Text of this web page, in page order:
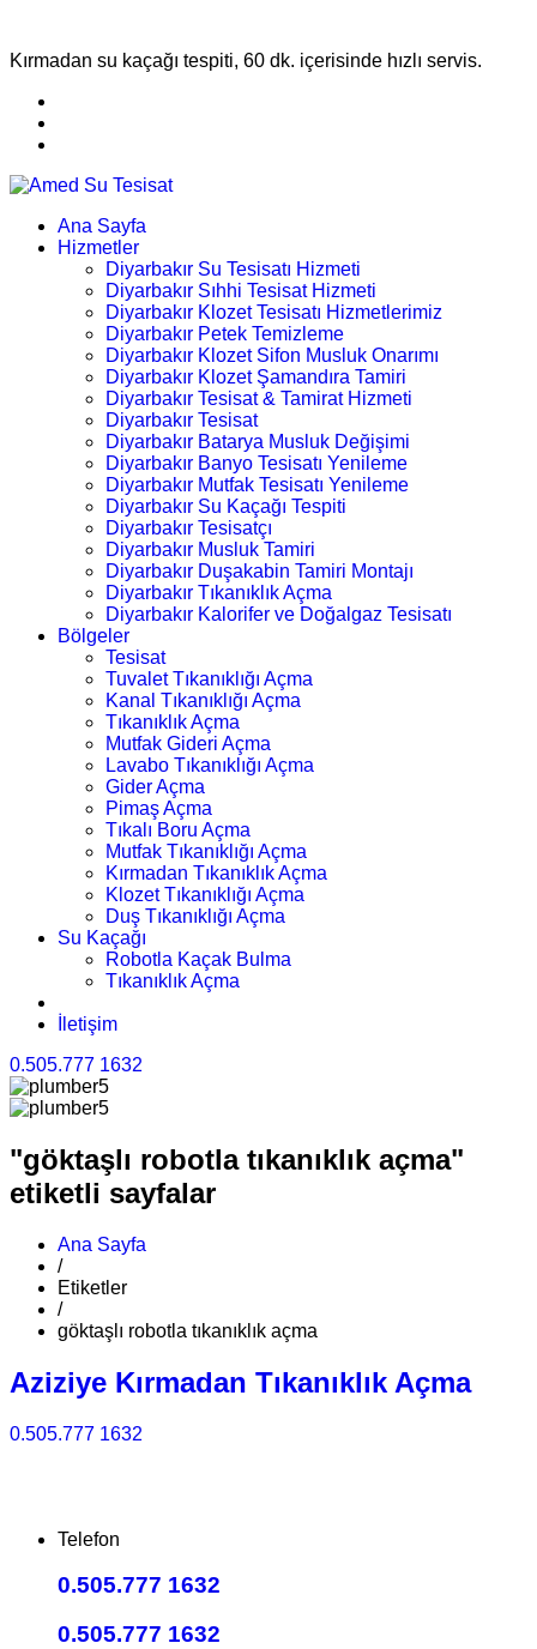
Kırmadan su kaçağı tespiti, 60 dk. içerisinde hızlı servis.
Ana Sayfa
Hizmetler
Diyarbakır Su Tesisatı Hizmeti
Diyarbakır Sıhhi Tesisat Hizmeti
Diyarbakır Klozet Tesisatı Hizmetlerimiz
Diyarbakır Petek Temizleme
Diyarbakır Klozet Sifon Musluk Onarımı
Diyarbakır Klozet Şamandıra Tamiri
Diyarbakır Tesisat & Tamirat Hizmeti
Diyarbakır Tesisat
Diyarbakır Batarya Musluk Değişimi
Diyarbakır Banyo Tesisatı Yenileme
Diyarbakır Mutfak Tesisatı Yenileme
Diyarbakır Su Kaçağı Tespiti
Diyarbakır Tesisatçı
Diyarbakır Musluk Tamiri
Diyarbakır Duşakabin Tamiri Montajı
Diyarbakır Tıkanıklık Açma
Diyarbakır Kalorifer ve Doğalgaz Tesisatı
Bölgeler
Tesisat
Tuvalet Tıkanıklığı Açma
Kanal Tıkanıklığı Açma
Tıkanıklık Açma
Mutfak Gideri Açma
Lavabo Tıkanıklığı Açma
Gider Açma
Pimaş Açma
Tıkalı Boru Açma
Mutfak Tıkanıklığı Açma
Kırmadan Tıkanıklık Açma
Klozet Tıkanıklığı Açma
Duş Tıkanıklığı Açma
Su Kaçağı
Robotla Kaçak Bulma
Tıkanıklık Açma
İletişim
0.505.777 1632
"göktaşlı robotla tıkanıklık açma"
etiketli sayfalar
Ana Sayfa
/
Etiketler
/
göktaşlı robotla tıkanıklık açma
Aziziye Kırmadan Tıkanıklık Açma
0.505.777 1632
Telefon
0.505.777 1632
0.505.777 1632